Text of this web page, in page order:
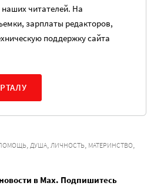
читателей. На
зарплаты редакторов,
поддержку сайта
ДУША ЛИЧНОСТЬ МАТЕРИНСТВО
в Max. Подпишитесь